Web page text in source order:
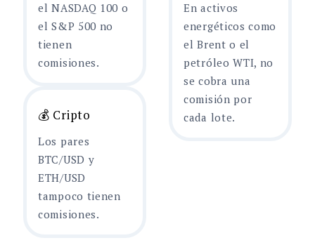
el NASDAQ 100 o
el S&P 500 no
tienen
comisiones.
💰 Cripto
Los pares
BTC/USD y
ETH/USD
tampoco tienen
comisiones.
En activos
energéticos como
el Brent o el
petróleo WTI, no
se cobra una
comisión por
cada lote.